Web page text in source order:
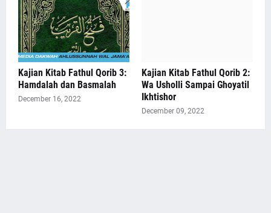
Kajian Kitab Fathul Qorib 3:
Hamdalah dan Basmalah
December 16, 2022
Kajian Kitab Fathul Qorib 2:
Wa Usholli Sampai Ghoyatil
Ikhtishor
December 09, 2022